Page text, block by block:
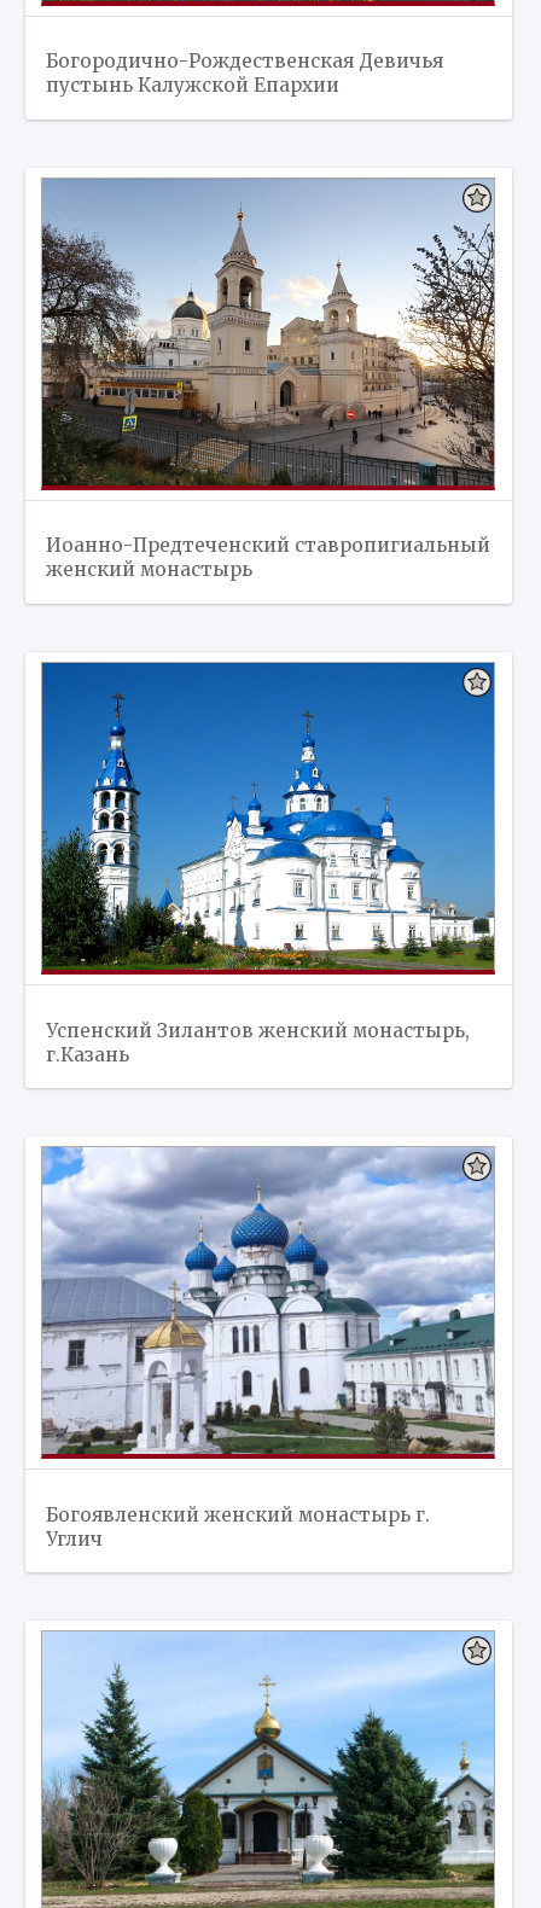
Богородично-Рождественская Девичья
пустынь Калужской Епархии
Иоанно-Предтеченский ставропигиальный
женский монастырь
Успенский Зилантов женский монастырь,
г.Казань
Богоявленский женский монастырь г.
Углич